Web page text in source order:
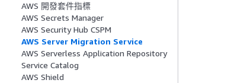
AWS 開發套件指標
AWS Secrets Manager
AWS Security Hub CSPM
AWS Server Migration Service
AWS Serverless Application Repository
Service Catalog
AWS Shield